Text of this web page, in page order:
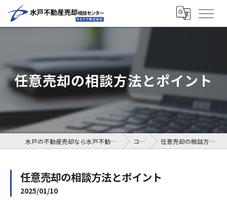
任意売却の相談方法とポイント
水戸の不動産売却なら水戸不動産売却相談センター コラム 任意売却の相談方法とポイント
任意売却の相談方法とポイント
2025/01/10